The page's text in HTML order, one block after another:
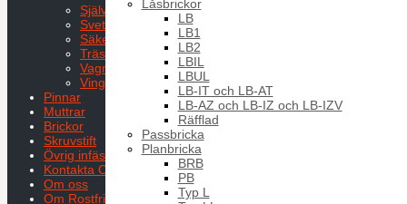
Låsbrickor
LB
LB1
LB2
LBIL
LBUL
LB-IT och LB-AT
LB-AZ och LB-IZ och LB-IZV
Räfflad
Passbricka
Planbricka
BRB
PB
Typ L
Självborrande
Svetsskruv
Säkerhetsskruv
Träskruvar
Vagnsbult
Vingskruv
Pinnar
Muttrar
Brickor
Skruvstift
Övrig infästning
Kontakta Oss
Om oss
Om Rostfritt